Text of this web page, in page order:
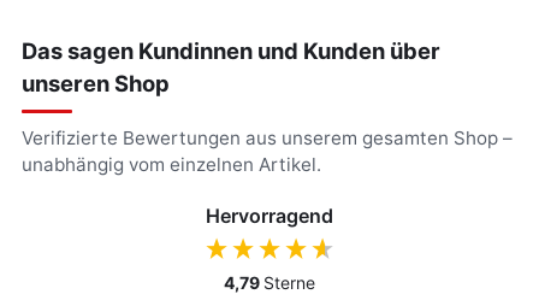
Das sagen Kundinnen und Kunden über
unseren Shop
Verifizierte Bewertungen aus unserem gesamten Shop –
unabhängig vom einzelnen Artikel.
Hervorragend
4,79 Sterne